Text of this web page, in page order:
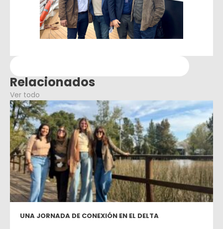
Relacionados
Ver todo
UNA JORNADA DE CONEXIÓN EN EL DELTA